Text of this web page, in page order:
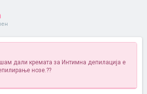
дали кремата за Интимна депилација е
нозе.??